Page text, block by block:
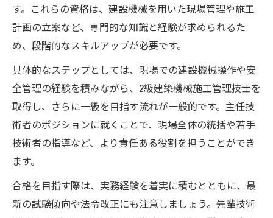
す。これらの資格は、建設機械を用いた現場管理や施工
計画の立案など、専門的な知識と経験が求められるた
め、段階的なスキルアップが必要です。
具体的なステップとしては、現場での建設機械操作や安
全管理の経験を積みながら、2級建築機械施工管理技士を
取得し、さらに一級を目指す流れが一般的です。主任技
術者のポジションに就くことで、現場全体の統括や若手
技術者の指導など、より責任ある役割を担うことができ
ます。
合格を目指す際は、実務経験を着実に積むとともに、最
新の試験傾向や法令改正にも注意しましょう。先輩技術